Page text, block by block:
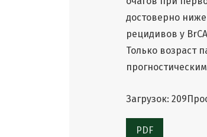
достоверно ниже
рецидивов у
Только возраст
Загрузок: 209
PDF